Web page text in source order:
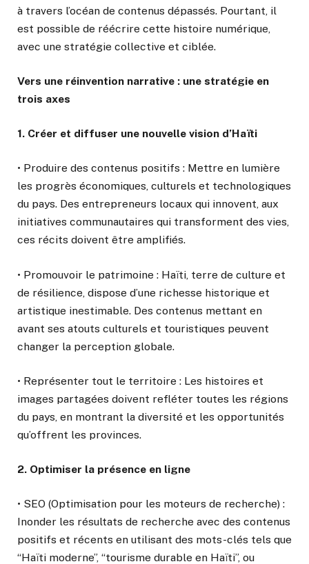
à travers l’océan de contenus dépassés. Pourtant, il
est possible de réécrire cette histoire numérique,
avec une stratégie collective et ciblée.
Vers une réinvention narrative : une stratégie en
trois axes
1. Créer et diffuser une nouvelle vision d’Haïti
• Produire des contenus positifs : Mettre en lumière
les progrès économiques, culturels et technologiques
du pays. Des entrepreneurs locaux qui innovent, aux
initiatives communautaires qui transforment des vies,
ces récits doivent être amplifiés.
• Promouvoir le patrimoine : Haïti, terre de culture et
de résilience, dispose d’une richesse historique et
artistique inestimable. Des contenus mettant en
avant ses atouts culturels et touristiques peuvent
changer la perception globale.
• Représenter tout le territoire : Les histoires et
images partagées doivent refléter toutes les régions
du pays, en montrant la diversité et les opportunités
qu’offrent les provinces.
2. Optimiser la présence en ligne
• SEO (Optimisation pour les moteurs de recherche) :
Inonder les résultats de recherche avec des contenus
positifs et récents en utilisant des mots-clés tels que
“Haïti moderne”, “tourisme durable en Haïti”, ou